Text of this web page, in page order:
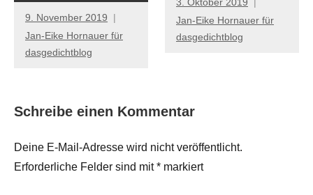
9. November 2019
Jan-Eike Hornauer für
dasgedichtblog
Jan-Eike Hornauer für
dasgedichtblog
Schreibe einen Kommentar
Deine E-Mail-Adresse wird nicht veröffentlicht.
Erforderliche Felder sind mit* markiert